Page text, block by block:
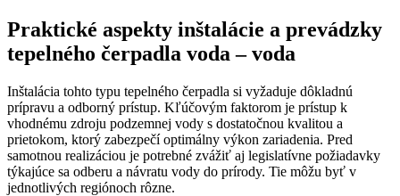
Praktické aspekty inštalácie a prevádzky
tepelného čerpadla voda – voda
Inštalácia tohto typu tepelného čerpadla si vyžaduje dôkladnú
prípravu a odborný prístup. Kľúčovým faktorom je prístup k
vhodnému zdroju podzemnej vody s dostatočnou kvalitou a
prietokom, ktorý zabezpečí optimálny výkon zariadenia. Pred
samotnou realizáciou je potrebné zvážiť aj legislatívne požiadavky
týkajúce sa odberu a návratu vody do prírody. Tie môžu byť v
jednotlivých regiónoch rôzne.